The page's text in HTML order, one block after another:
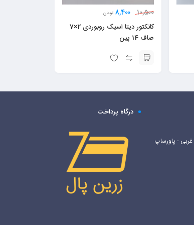
10,500
8,400 تومان
کانکتور دیتا اسیک روبوردی 2×7
صاف 14 پین
درگاه پرداخت